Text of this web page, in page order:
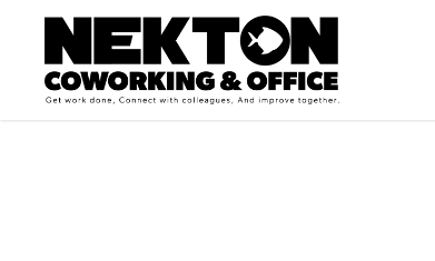
content